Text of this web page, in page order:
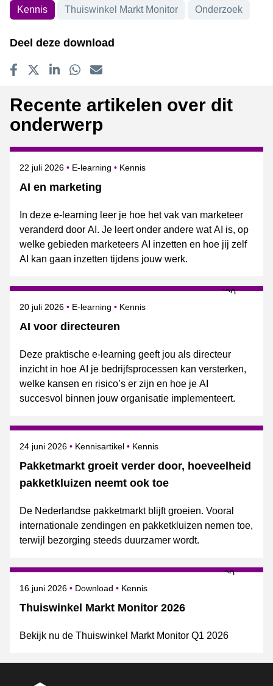
Onderwerpen
Kennis Thuiswinkel Markt Monitor Onderzoek
Deel deze download
Recente artikelen over dit
onderwerp
AI en marketing
Gepubliceerd op
22 juli 2026 E-learning Onderwerpen
Kennis
In deze e-learning leer je hoe het vak van marketeer
veranderd door AI. Je leert onder andere wat AI is, op
welke gebieden marketeers AI inzetten en hoe jij zelf
AI kan gaan inzetten tijdens jouw werk.
AI voor directeuren
Gepubliceerd op
20 juli 2026 E-learning Onderwerpen
Kennis
Deze praktische e-learning geeft jou als directeur
inzicht in hoe AI je bedrijfsprocessen kan versterken,
welke kansen en risico’s er zijn en hoe je AI
succesvol binnen jouw organisatie implementeert.
Pakketmarkt groeit verder door, hoeveelheid
pakketkluizen neemt ook toe
Gepubliceerd op
24 juni 2026 Kennisartikel Onderwerpen
Kennis
De Nederlandse pakketmarkt blijft groeien. Vooral
internationale zendingen en pakketkluizen nemen toe,
terwijl bezorging steeds duurzamer wordt.
Thuiswinkel Markt Monitor 2026
Gepubliceerd op
16 juni 2026 Download Onderwerpen
Kennis
Bekijk nu de Thuiswinkel Markt Monitor Q1 2026